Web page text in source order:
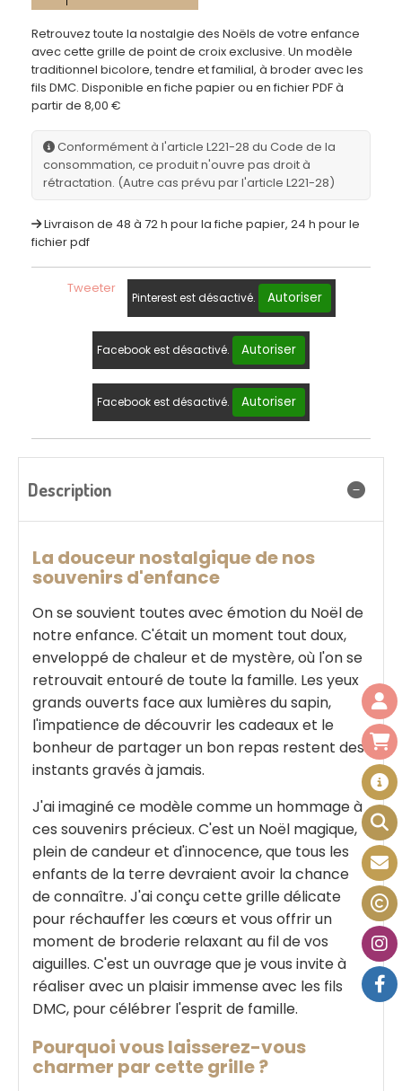
Retrouvez toute la nostalgie des Noëls de votre enfance
avec cette grille de point de croix exclusive. Un modèle
traditionnel bicolore, tendre et familial, à broder avec les
fils DMC. Disponible en fiche papier ou en fichier PDF à
partir de 8,00 €
Conformément à l'article L221-28 du Code de la
consommation, ce produit n'ouvre pas droit à
rétractation. (Autre cas prévu par l'article L221-28)
Livraison de 48 à 72 h pour la fiche papier, 24 h pour le
fichier pdf
Tweeter
Pinterest est désactivé. Autoriser
Facebook est désactivé. Autoriser
Facebook est désactivé. Autoriser
Description
La douceur nostalgique de nos
souvenirs d'enfance
On se souvient toutes avec émotion du Noël de
notre enfance. C'était un moment tout doux,
enveloppé de chaleur et de mystère, où l'on se
retrouvait entouré de toute la famille. Les yeux
grands ouverts face aux lumières du sapin,
l'impatience de découvrir les cadeaux et le
bonheur de partager un bon repas restent des
instants gravés à jamais.
J'ai imaginé ce modèle comme un hommage à
ces souvenirs précieux. C'est un Noël magique,
plein de candeur et d'innocence, que tous les
enfants de la terre devraient avoir la chance
de connaître. J'ai conçu cette grille délicate
pour réchauffer les cœurs et vous offrir un
moment de broderie relaxant au fil de vos
aiguilles. C'est un ouvrage que je vous invite à
réaliser avec un plaisir immense avec les fils
DMC, pour célébrer l'esprit de famille.
Pourquoi vous laisserez-vous
charmer par cette grille ?